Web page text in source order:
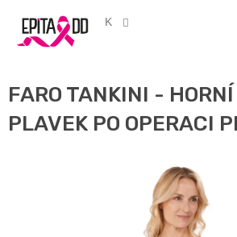
obsah
CZK
FARO TANKINI -
PLAVEK PO OPERACI